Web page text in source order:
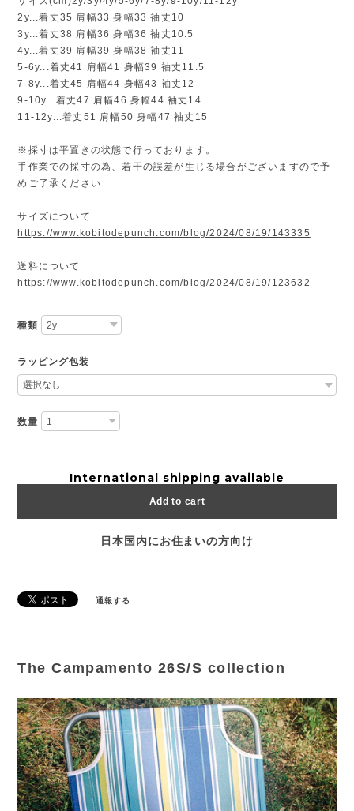
2y...着丈35 肩幅33 身幅33 袖丈10
3y...着丈38 肩幅36 身幅36 袖丈10.5
4y...着丈39 肩幅39 身幅38 袖丈11
5-6y...着丈41 肩幅41 身幅39 袖丈11.5
7-8y...着丈45 肩幅44 身幅43 袖丈12
9-10y...着丈47 肩幅46 身幅44 袖丈14
11-12y...着丈51 肩幅50 身幅47 袖丈15
※採寸は平置きの状態で行っております。
手作業での採寸の為、若干の誤差が生じる場合がございますので予
めご了承ください
サイズについて
https://www.kobitodepunch.com/blog/2024/08/19/143335
送料について
https://www.kobitodepunch.com/blog/2024/08/19/123632
種類
ラッピング包装
数量
International shipping available
Add to cart
日本国内にお住まいの方向け
通報する
The Campamento 26S/S collection